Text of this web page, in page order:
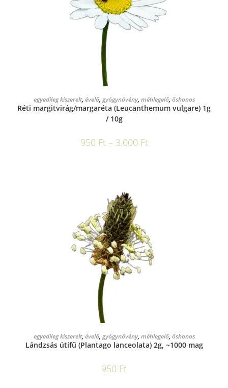
OPCIÓK VÁLASZTÁSA
egyedileg kiszerelt, évelő, gyógynövény, méhlegelő, őshonos
Réti margitvirág/margaréta (Leucanthemum vulgare) 1g
/ 10g
950 Ft – 3.000 Ft
KOSÁRBA TESZEM
egyedileg kiszerelt, évelő, gyógynövény, méhlegelő, őshonos
Lándzsás útifű (Plantago lanceolata) 2g, ~1000 mag
950 Ft